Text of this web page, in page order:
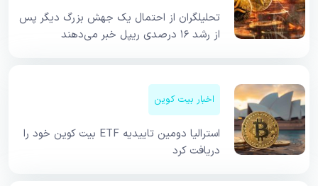
تحلیلگران از احتمال یک جهش بزرگ دیگر پس
از رشد ۱۶ درصدی ریپل خبر می‌دهند
اخبار بیت کوین
استرالیا دومین تاییدیه ETF بیت کوین خود را
دریافت کرد